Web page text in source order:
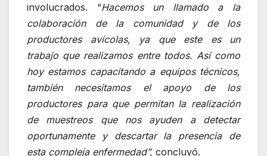
involucrados. “Hacemos un llamado a la
colaboración de la comunidad y de los
productores avícolas, ya que este es un
trabajo que realizamos entre todos. Así como
hoy estamos capacitando a equipos técnicos,
también necesitamos el apoyo de los
productores para que permitan la realización
de muestreos que nos ayuden a detectar
oportunamente y descartar la presencia de
esta compleja enfermedad”, concluyó.